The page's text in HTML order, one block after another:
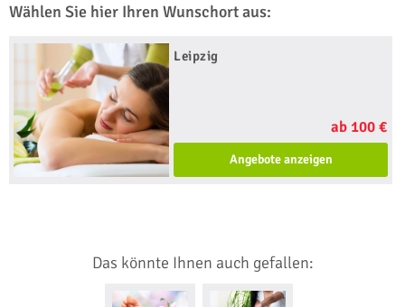
Wählen Sie hier Ihren Wunschort aus:
Leipzig
ab 100 €
Angebote anzeigen
Das könnte Ihnen auch gefallen: